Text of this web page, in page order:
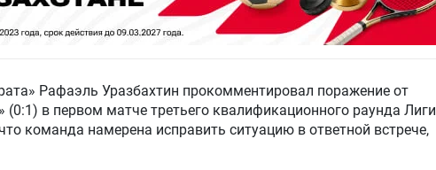
Рафаэль Уразбахтин прокомментировал поражение от
(0:1) в первом матче третьего квалификационного раунда Лиги
команда намерена исправить ситуацию в ответной встрече,